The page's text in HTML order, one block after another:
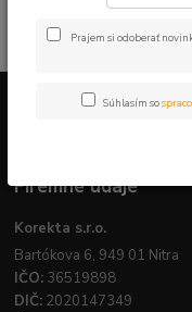
Firemné údaje
Korekta s.r.o.
Bartókova 6, 949 01 Nitra
IČO: 36519898
DIČ: 2020147349
Prajem si odoberať
Súhlasím so